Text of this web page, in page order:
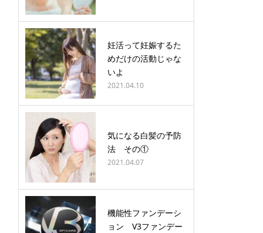
妊活って妊娠するた
めだけの活動じゃな
いよ
2021.04.10
気になる白髪の予防
法 その①
2021.04.07
機能性ファンデーシ
ョン V3ファンデー